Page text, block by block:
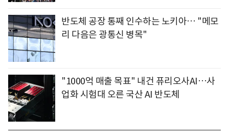
반도체 공장 통째 인수하는 노키아… "메모
리 다음은 광통신 병목"
"1000억 매출 목표" 내건 퓨리오사AI…사
업화 시험대 오른 국산 AI 반도체